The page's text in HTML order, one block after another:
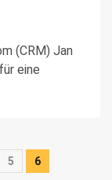
(CRM) Jan
eine
5 6